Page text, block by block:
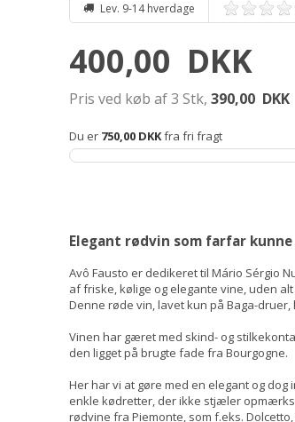
Lev. 9-14 hverdage
400,00 DKK
Pris ved køb af 3 Stk, 390,00 DKK
Du er 750,00 DKKfra fri fragt
Elegant rødvin som farfar
Avô Fausto er dedikeret til Mário Sérgio
af friske, kølige og elegante vine, uden
Denne røde vin, lavet kun på Baga-
Vinen har gæret med skind- og
den ligget på brugte fade fra Bourgogne.
Her har vi at gøre med en elegant og
enkle kødretter, der ikke stjæler
rødvine fra Piemonte, som f.eks.